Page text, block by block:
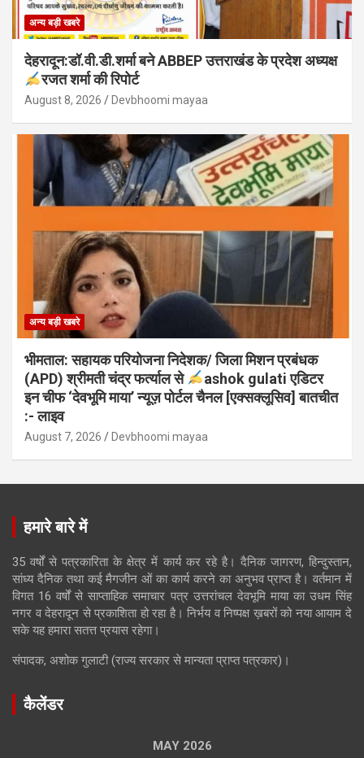
अन्य बड़ी खबरे
देहरादून:डॉ.वी.डी.शर्मा बने ABBEP उत्तराखंड के प्रदेश अध्यक्ष
रजत शर्मा की रिपोर्ट
August 8, 2026 Devbhoomi mayaa
अन्य बड़ी खबरे
भीमताल: सहायक परियोजना निदेशक/ जिला मिशन प्रबंधक
(APD) श्रीमती चंद्र फर्त्याल से
ashok gulati एडिटर
इन चीफ ‘देवभूमि माया’ न्यूज़ पोर्टल चैनल [एक्सक्लूसिव] बातचीत
:- लाइव
August 7, 2026 Devbhoomi mayaa
हमारे बारे में
35 वर्षों से पत्रकारिता के क्षेत्र में कार्य कर रहे है। दैनिक जागरण, हिन्दुस्तान,
सांध्य दैनिक तथा कई मैगजीन ओं का कार्य करने का अनुभव प्राप्त है। वर्तमान में
विगत 16 वर्षों से साप्ताहिक समाचार पत्र उत्तरांचल देवभूमि माया का उधम सिंह
नगर व देहरादून से प्रकाशिता हो रहा है। निर्भय व निष्पक्ष ख़बरों को नया आयाम दे
सके यह हमारा सतत्त प्रयास रहेगा।
संपादक, अशोक गुलाटी (राज्य सरकार से मान्यता प्राप्त पत्रकार)।
कैलेंडर
MAY 2026